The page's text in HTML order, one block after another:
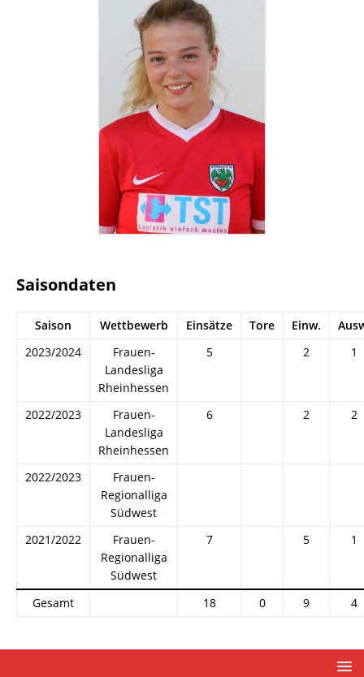
Saisondaten
Saison Wettbewerb Einsätze Tore Einw.
2023/2024
Frauen-
Landesliga
Rheinhessen
5 2 1
2022/2023
Frauen-
Landesliga
Rheinhessen
6 2 2
2022/2023
Frauen-
Regionalliga
Südwest
2021/2022
Frauen-
Regionalliga
Südwest
7 5 1
Gesamt 18 0 9 4